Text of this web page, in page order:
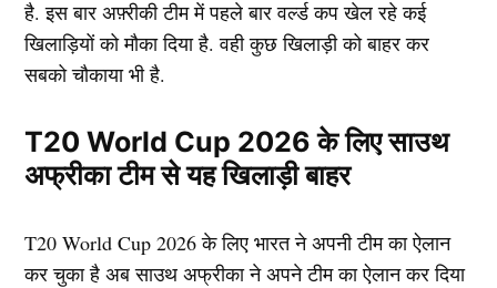
है. इस बार अफ़्रीकी टीम में पहले बार वर्ल्ड कप खेल रहे कई
खिलाड़ियों को मौका दिया है. वही कुछ खिलाड़ी को बाहर कर
सबको चौकाया भी है.
T20 World Cup 2026 के लिए साउथ
अफ्रीका टीम से यह खिलाड़ी बाहर
T20 World Cup 2026 के लिए भारत ने अपनी टीम का ऐलान
कर चुका है अब साउथ अफ्रीका ने अपने टीम का ऐलान कर दिया